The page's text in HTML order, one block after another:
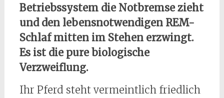
Betriebssystem die Notbremse zieht
und den lebensnotwendigen REM-
Schlaf mitten im Stehen erzwingt.
Es ist die pure biologische
Verzweiflung.
Ihr Pferd steht vermeintlich friedlich